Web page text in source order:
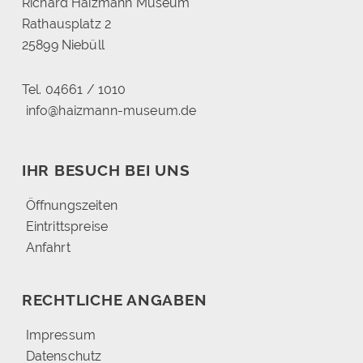
Rathausplatz 2
25899 Niebüll
Tel. 04661 / 1010
info@haizmann-museum.de
IHR BESUCH BEI UNS
Öffnungszeiten
Eintrittspreise
Anfahrt
RECHTLICHE ANGABEN
Impressum
Datenschutz